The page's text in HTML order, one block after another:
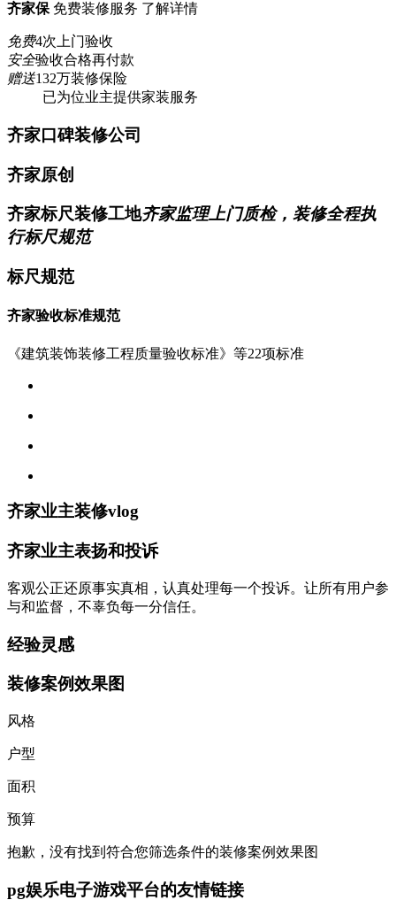
齐家保 免费装修服务 了解详情
免费4次上门验收
安全验收合格再付款
赠送132万装修保险
已为位业主提供家装服务
齐家口碑装修公司
齐家原创
齐家标尺装修工地齐家监理上门质检，装修全程执
行标尺规范
标尺规范
齐家验收标准规范
《建筑装饰装修工程质量验收标准》等22项标准
齐家业主装修vlog
齐家业主表扬和投诉
客观公正还原事实真相，认真处理每一个投诉。让所有用户参
与和监督，不辜负每一分信任。
经验灵感
装修案例效果图
风格
户型
面积
预算
抱歉，没有找到符合您筛选条件的装修案例效果图
pg娱乐电子游戏平台的友情链接